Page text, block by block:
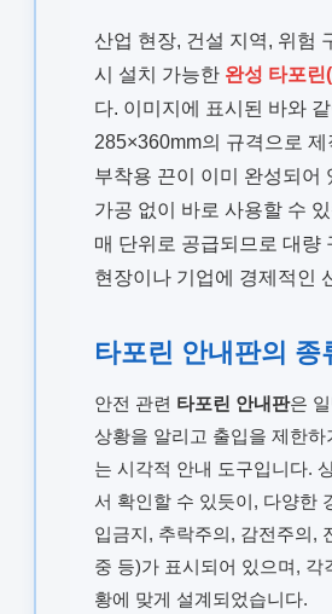
산업 현장, 건설 지역, 위험
시 설치 가능한 완성 타포린
다. 이미지에 표시된 바와 같
285×360mm의 규격으로
부착용 끈이 이미 완성되어
가공 없이 바로 사용할 수
매 단위로 공급되므로 대량
현장이나 기업에 경제적인
타포린 안내판의 종
안전 관련 타포린 안내판은
상황을 알리고 출입을 제한하
는 시각적 안내 도구입니다.
서 확인할 수 있듯이, 다양한
입금지, 추락주의, 감전주의,
중 등)가 표시되어 있으며, 각
황에 맞게 설계되었습니다.